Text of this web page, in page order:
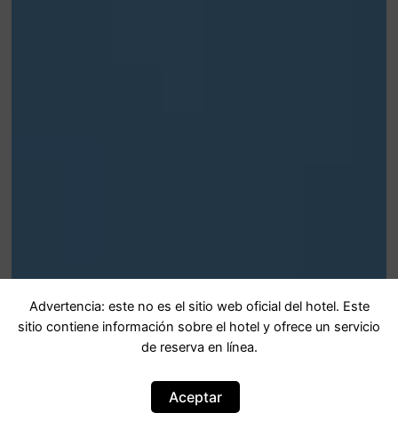
Advertencia: este no es el sitio web oficial del hotel. Este
sitio contiene información sobre el hotel y ofrece un servicio
de reserva en línea.
Aceptar